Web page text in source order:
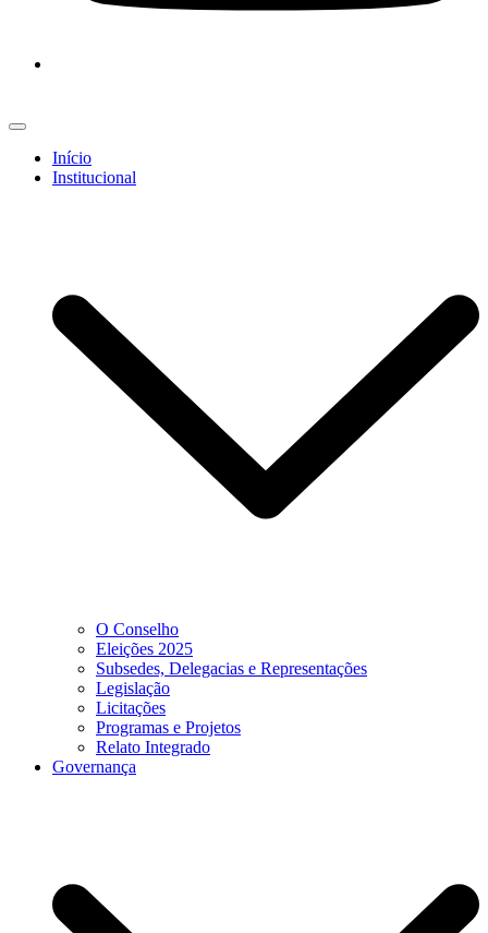
Início
Institucional
O Conselho
Eleições 2025
Subsedes, Delegacias e Representações
Legislação
Licitações
Programas e Projetos
Relato Integrado
Governança